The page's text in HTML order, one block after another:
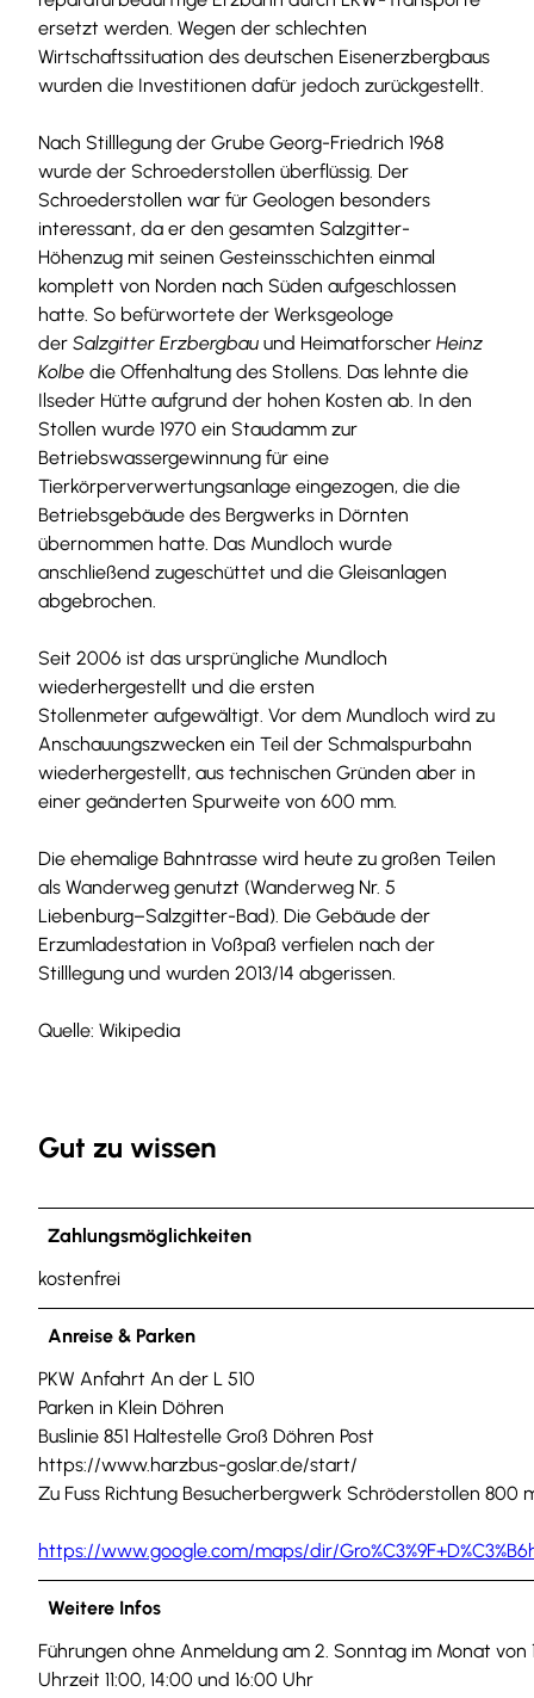
ersetzt werden. Wegen der schlechten
Wirtschaftssituation des deutschen Eisenerzbergbaus
wurden die Investitionen dafür jedoch zurückgestellt.
Nach Stilllegung der Grube Georg-Friedrich 1968
wurde der Schroederstollen überflüssig. Der
Schroederstollen war für Geologen besonders
interessant, da er den gesamten Salzgitter-
Höhenzug mit seinen Gesteinsschichten einmal
komplett von Norden nach Süden aufgeschlossen
hatte. So befürwortete der Werksgeologe
der Salzgitter Erzbergbau und Heimatforscher Heinz
Kolbe die Offenhaltung des Stollens. Das lehnte die
Ilseder Hütte aufgrund der hohen Kosten ab. In den
Stollen wurde 1970 ein Staudamm zur
Betriebswassergewinnung für eine
Tierkörperverwertungsanlage eingezogen, die die
Betriebsgebäude des Bergwerks in Dörnten
übernommen hatte. Das Mundloch wurde
anschließend zugeschüttet und die Gleisanlagen
abgebrochen.
Seit 2006 ist das ursprüngliche Mundloch
wiederhergestellt und die ersten
Stollenmeter aufgewältigt. Vor dem Mundloch wird zu
Anschauungszwecken ein Teil der Schmalspurbahn
wiederhergestellt, aus technischen Gründen aber in
einer geänderten Spurweite von 600 mm.
Die ehemalige Bahntrasse wird heute zu großen Teilen
als Wanderweg genutzt (Wanderweg Nr. 5
Liebenburg–Salzgitter-Bad). Die Gebäude der
Erzumladestation in Voßpaß verfielen nach der
Stilllegung und wurden 2013/14 abgerissen.
Quelle: Wikipedia
Gut zu wissen
Zahlungsmöglichkeiten
kostenfrei
Anreise & Parken
PKW Anfahrt An der L 510
Parken in Klein Döhren
Buslinie 851 Haltestelle Groß Döhren Post
https://www.harzbus-goslar.de/start/
Zu Fuss Richtung Besucherbergwerk Schröderstollen 800
https://www.google.com/maps/dir/
Weitere Infos
Führungen ohne Anmeldung am 2. Sonntag im Monat von
Uhrzeit 11:00, 14:00 und 16:00 Uhr